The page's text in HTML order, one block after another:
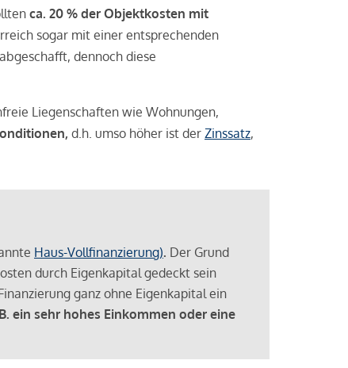
ca. 20 % der Objektkosten mit
sogar mit einer entsprechenden
dennoch diese
Liegenschaften wie Wohnungen,
d.h. umso höher ist der Zinssatz,
Haus-Vollfinanzierung). Der Grund
durch Eigenkapital gedeckt sein
ganz ohne Eigenkapital ein
ein sehr hohes Einkommen oder eine